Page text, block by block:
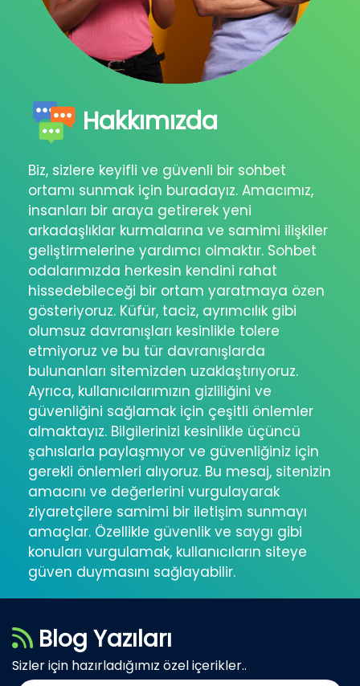
Hakkımızda
Biz, sizlere keyifli ve güvenli bir sohbet
ortamı sunmak için buradayız. Amacımız,
insanları bir araya getirerek yeni
arkadaşlıklar kurmalarına ve samimi ilişkiler
geliştirmelerine yardımcı olmaktır. Sohbet
odalarımızda herkesin kendini rahat
hissedebileceği bir ortam yaratmaya özen
gösteriyoruz. Küfür, taciz, ayrımcılık gibi
olumsuz davranışları kesinlikle tolere
etmiyoruz ve bu tür davranışlarda
bulunanları sitemizden uzaklaştırıyoruz.
Ayrıca, kullanıcılarımızın gizliliğini ve
güvenliğini sağlamak için çeşitli önlemler
almaktayız. Bilgilerinizi kesinlikle üçüncü
şahıslarla paylaşmıyor ve güvenliğiniz için
gerekli önlemleri alıyoruz. Bu mesaj, sitenizin
amacını ve değerlerini vurgulayarak
ziyaretçilere samimi bir iletişim sunmayı
amaçlar. Özellikle güvenlik ve saygı gibi
konuları vurgulamak, kullanıcıların siteye
güven duymasını sağlayabilir.
Blog Yazıları
Sizler için hazırladığımız özel içerikler..